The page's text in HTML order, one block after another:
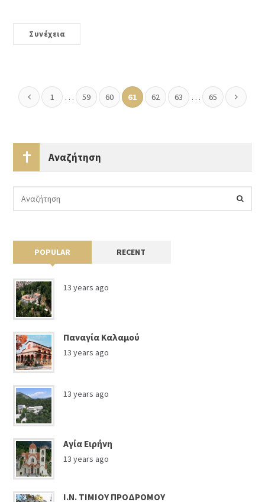
Συνέχεια
1 … 59 60 61 62 63 … 65
Αναζήτηση
POPULAR RECENT
13 years ago
Παναγία Καλαμού
13 years ago
13 years ago
Αγία Ειρήνη
13 years ago
Ι.Ν. ΤΙΜΙΟΥ ΠΡΟΔΡΟΜΟΥ